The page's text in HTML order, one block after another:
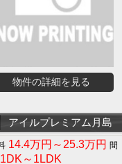
物件の詳細を見る
アイルプレミアム月島
14.4万円～25.3万円
1DK～1LDK